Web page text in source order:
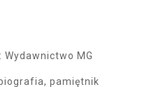
Wydawnictwo MG
pamiętnik